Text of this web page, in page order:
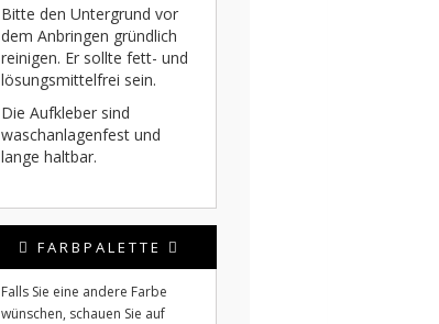
Bitte den Untergrund vor
dem Anbringen gründlich
reinigen. Er sollte fett- und
lösungsmittelfrei sein.
Die Aufkleber sind
waschanlagenfest und
lange haltbar.
FARBPALETTE
Falls Sie eine andere Farbe
wünschen, schauen Sie auf